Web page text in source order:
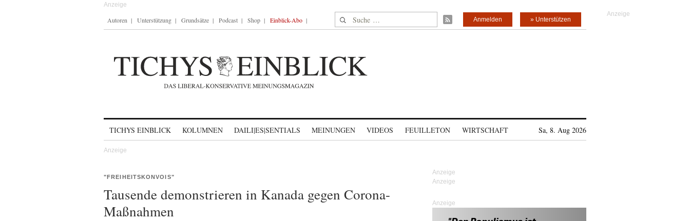
Autoren Unterstützung Grundsätze Podcast Shop Einblick-Abo Suche nach: » Unterstützen
Anmelden
TICHYS EINBLICK KOLUMNEN DAILI|ES|SENTIALS MEINUNGEN VIDEOS FEUILLETON WIRTSCHAFT Sa, 8. Aug 2026
"FREIHEITSKONVOIS"
Tausende demonstrieren in Kanada gegen Corona-
Maßnahmen
Anzeige